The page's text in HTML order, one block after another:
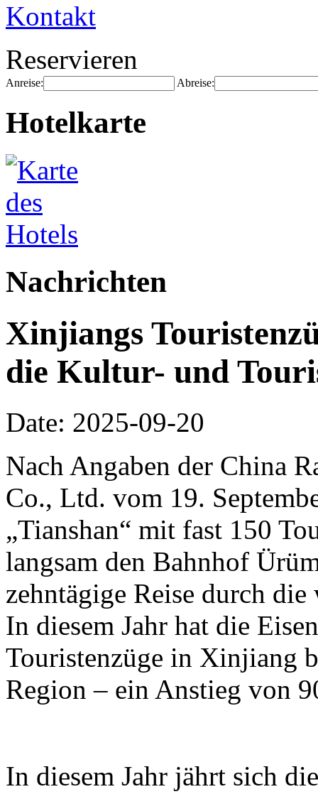
Kontakt
Reservieren
Anreise: Abreise:
Hotelkarte
Nachrichten
Xinjiangs
die Kultur- und
Date: 2025-09-20
Nach Angaben der China
Co., Ltd. vom 19.
„Tianshan“ mit fast 150
langsam den Bahnhof
zehntägige Reise durch
In diesem Jahr hat die
Touristenzüge in Xinjiang
Region – ein Anstieg von
In diesem Jahr jährt sich